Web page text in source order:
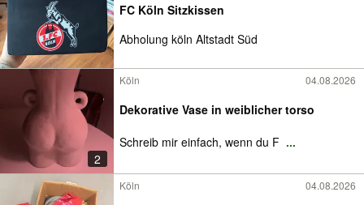
FC Köln Sitzkissen
Abholung köln Altstadt Süd
2
Köln 04.08.2026
Dekorative Vase in weiblicher torso
Schreib mir einfach, wenn du F ...
Köln 04.08.2026